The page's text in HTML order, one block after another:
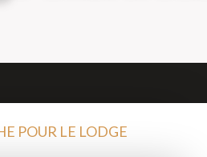
POUR LE LODGE